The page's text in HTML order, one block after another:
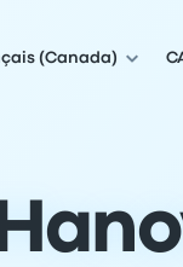
(Canada)